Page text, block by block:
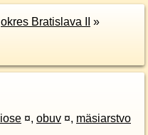
okres Bratislava II »
¤, obuv ¤, mäsiarstvo